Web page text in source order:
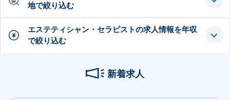
地で絞り込む
エステティシャン・セラピストの求人情報を年収
で絞り込む
新着求人